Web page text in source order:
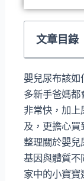
文章目錄
嬰兒尿布該如
多新手爸媽都
非常快，加上
及，更擔心買
整理關於嬰兒
基因與體質不
家中的小寶寶